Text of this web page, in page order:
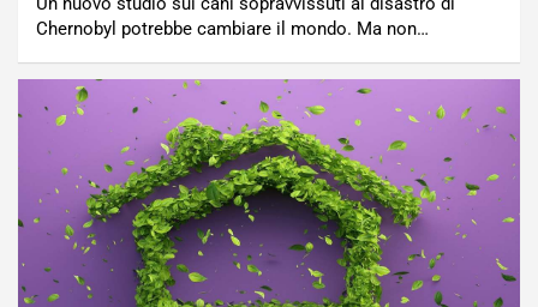
Chernobyl potrebbe cambiare il mondo. Ma non…